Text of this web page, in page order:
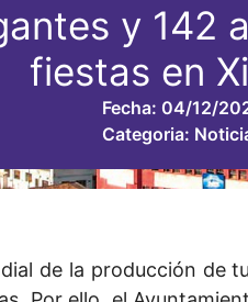
y 142
fiestas en
Fecha: 04/12/
Categoria:
de la producción de